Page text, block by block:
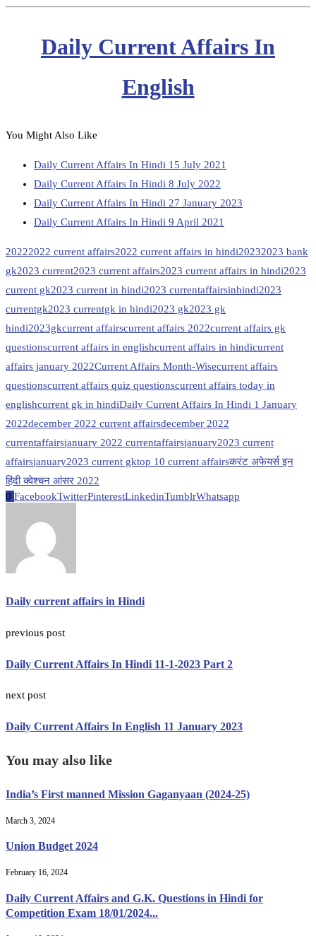
Daily Current Affairs In
English
You Might Also Like
Daily Current Affairs In Hindi 15 July 2021
Daily Current Affairs In Hindi 8 July 2022
Daily Current Affairs In Hindi 27 January 2023
Daily Current Affairs In Hindi 9 April 2021
20222022 current affairs2022 current affairs in hindi20232023 bank
gk2023 current2023 current affairs2023 current affairs in hindi2023
current gk2023 current in hindi2023 currentaffairsinhindi2023
currentgk2023 currentgk in hindi2023 gk2023 gk
hindi2023gkcurrent affairscurrent affairs 2022current affairs gk
questionscurrent affairs in englishcurrent affairs in hindicurrent
affairs january 2022Current Affairs Month-Wisecurrent affairs
questionscurrent affairs quiz questionscurrent affairs today in
englishcurrent gk in hindiDaily Current Affairs In Hindi 1 January
2022december 2022 current affairsdecember 2022
currentaffairsjanuary 2022 currentaffairsjanuary2023 current
affairsjanuary2023 current gktop 10 current affairsकरंट अफेयर्स इन
हिंदी क्वेश्चन आंसर 2022
0 FacebookTwitterPinterestLinkedinTumblrWhatsapp
Daily current affairs in Hindi
previous post
Daily Current Affairs In Hindi 11-1-2023 Part 2
next post
Daily Current Affairs In English 11 January 2023
You may also like
India’s First manned Mission Gaganyaan (2024-25)
March 3, 2024
Union Budget 2024
February 16, 2024
Daily Current Affairs and G.K. Questions in Hindi for
Competition Exam 18/01/2024...